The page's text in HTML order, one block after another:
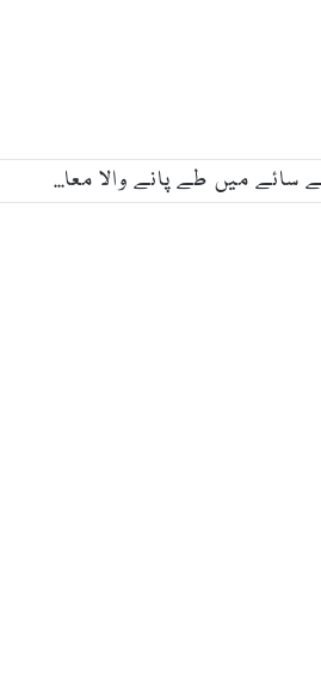
حرمین شریفین کے سائے میں طے پانے والا معاہدہ اگلی نسلوں کیلئے امن کی ڈھال ثابت ہو، وزیراعظم